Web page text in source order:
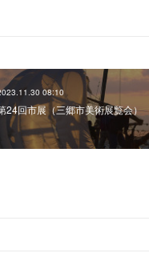
08:10
24回市展（三郷市美術展覧会）